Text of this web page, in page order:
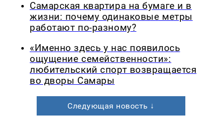
Самарская квартира на бумаге и в
жизни: почему одинаковые метры
работают по-разному?
«Именно здесь у нас появилось
ощущение семейственности»:
любительский спорт возвращается
во дворы Самары
Следующая новость ↓